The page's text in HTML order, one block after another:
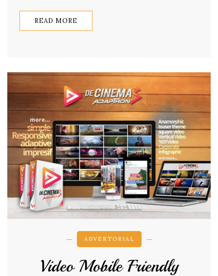
READ MORE
ADVERTORIAL
Video Mobile Friendly